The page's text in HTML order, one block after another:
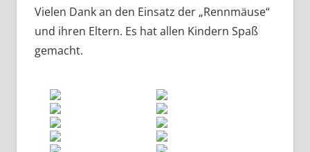
Vielen Dank an den Einsatz der „Rennmäuse“
und ihren Eltern. Es hat allen Kindern Spaß
gemacht.